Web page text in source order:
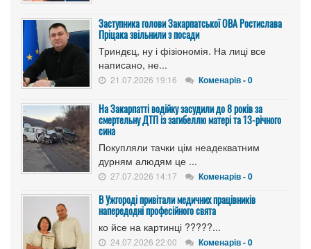
Заступника голови Закарпатської ОВА Ростислава
Пріцака звільнили з посади
Триндєц, ну і фізіономія. На лиці все
написано, не...
21.07.2026 19:16 Коменарів - 0
На Закарпатті водійку засудили до 8 років за
смертельну ДТП із загибеллю матері та 13-річного
сина
Покупляли тачки цім неадекватним
дурням алюдям це ...
27.07.2026 14:17 Коменарів - 0
В Ужгороді привітали медичних працівників
напередодні професійного свята
ко йсе на картинці ?????...
24.07.2026 22:00 Коменарів - 0